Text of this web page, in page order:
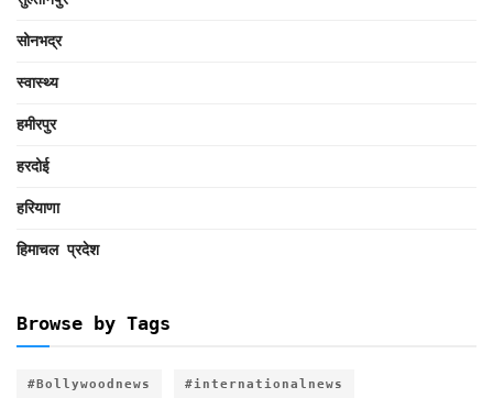
सोनभद्र
स्वास्थ्य
हमीरपुर
हरदोई
हरियाणा
हिमाचल प्रदेश
Browse by Tags
#Bollywoodnews #internationalnews